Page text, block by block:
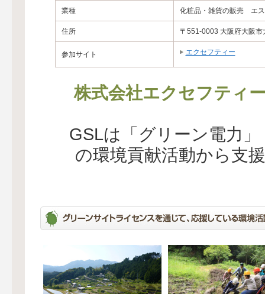
業種 化粧品・雑貨の販売 エ
住所 〒551-0003 大阪府大阪
参加サイト エクセフティー
株式会社エクセフティ
GSLは「グリーン電力
の環境貢献活動から支